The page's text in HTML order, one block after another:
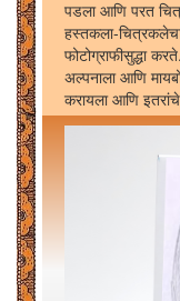
पडला आणि परत
हस्तकला-
फोटोग्राफीसुद्धा
अल्पनाला आणि
करायला आणि